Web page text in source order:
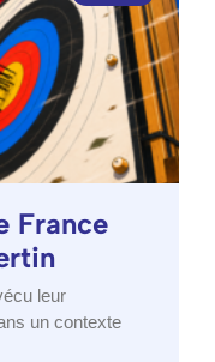
France
leur
un contexte